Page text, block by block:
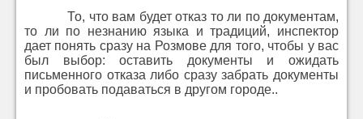
То, что вам будет отказ то ли по документам,
то ли по незнанию языка и традиций, инспектор
дает понять сразу на Розмове для того, чтобы у вас
был выбор: оставить документы и ожидать
письменного отказа либо сразу забрать документы
и пробовать подаваться в другом городе..